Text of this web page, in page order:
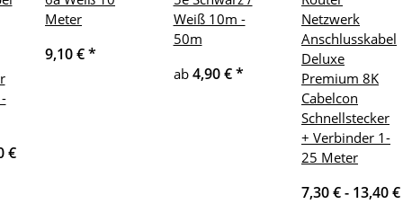
€
Meter
9,10 €*
Weiß 10m -
50m
ab 4,90 €*
Netzwerk
Anschlusskabel
Deluxe
Premium 8K
Cabelcon
Schnellstecker
+ Verbinder 1-
25 Meter
7,30 € - 13,40 €